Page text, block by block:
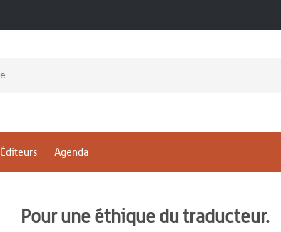
Éditeurs Agenda
Pour une éthique du traducteur.